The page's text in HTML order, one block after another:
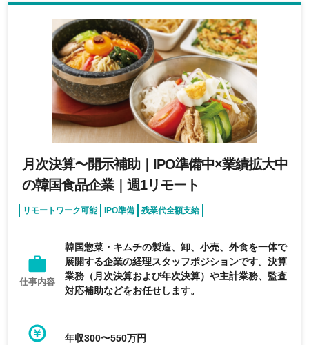
月次決算〜開示補助｜IPO準備中×業績拡大中
の韓国食品企業｜週1リモート
リモートワーク可能 IPO準備
残業代全額支給
育休・産休実績あり
女性活躍
仕事内容
韓国惣菜・キムチの製造、卸、小売、外食を一体で
展開する企業の経理スタッフポジションです。決算
業務（月次決算および年次決算）や主計業務、監査
対応補助などをお任せします。
年収300〜550万円